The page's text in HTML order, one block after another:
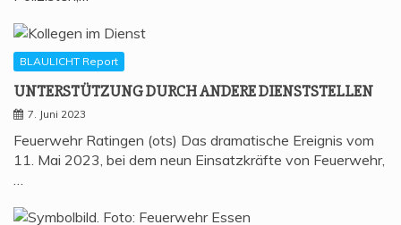
BLAULICHT Report
UNTER­STÜT­ZUNG DURCH ANDE­RE DIENSTSTELLEN
7. Juni 2023
Feuerwehr Ratingen (ots) Das dramatische Ereignis vom
11. Mai 2023, bei dem neun Einsatzkräfte von Feuerwehr,